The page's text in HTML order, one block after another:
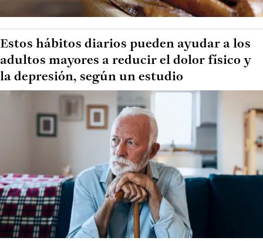
Estos hábitos diarios pueden ayudar a los
adultos mayores a reducir el dolor físico y
la depresión, según un estudio